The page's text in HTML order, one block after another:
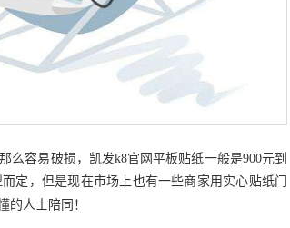
么容易破损， 凯发k8官网平板贴纸一般是900元到
定，但是现在市场上也有一些商家用实心贴纸门
的人士陪同！